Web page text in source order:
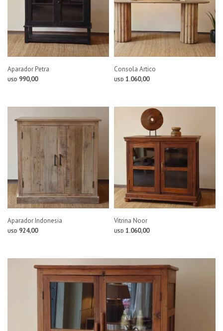
Aparador Petra
USD 990,00
Consola Artico
USD 1.060,00
Aparador Indonesia
USD 924,00
Vitrina Noor
USD 1.060,00